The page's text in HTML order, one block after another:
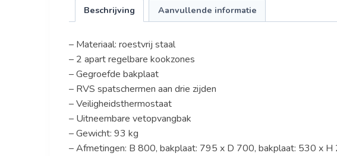
Beschrijving Aanvullende informatie
– Materiaal: roestvrij staal
– 2 apart regelbare kookzones
– Gegroefde bakplaat
– RVS spatschermen aan drie zijden
– Veiligheidsthermostaat
– Uitneembare vetopvangbak
– Gewicht: 93 kg
– Afmetingen: B 800, bakplaat: 795 x D 700, bakplaat: 530 x H